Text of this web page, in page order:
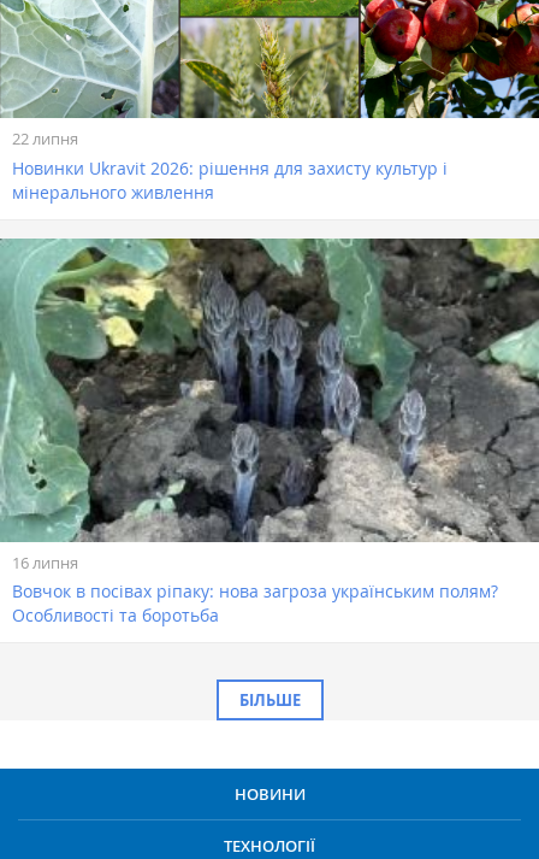
22 липня
Новинки Ukravit 2026: рішення для захисту культур і
мінерального живлення
16 липня
Вовчок в посівах ріпаку: нова загроза українським полям?
Особливості та боротьба
БІЛЬШЕ
НОВИНИ
ТЕХНОЛОГІЇ